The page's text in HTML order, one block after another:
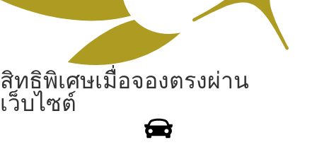
สิทธิพิเศษเมื่อจองตรงผ่าน
เว็บไซต์